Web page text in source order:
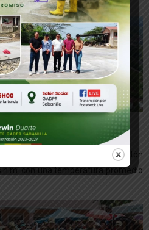
Garza Real.
ubicada al noreste del Cantón
con una temperatura promedio